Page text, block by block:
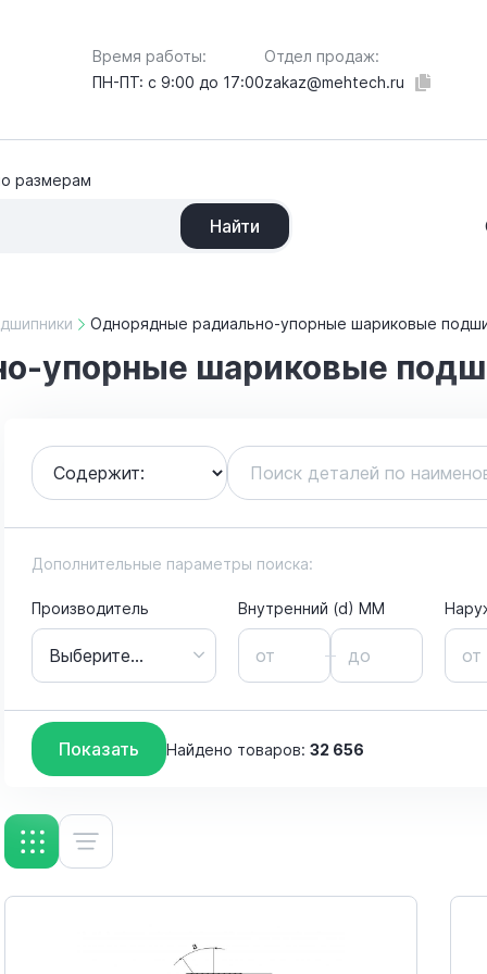
Время работы:
ПН-ПТ: с 9:00 до 17:00
Отдел продаж:
zakaz@mehtech.ru
размерам
Найти
Однорядные радиально-упорные шариковые
упорные шариковые
Дополнительные параметры поиска:
Производитель
Выберите...
SKF
FAG
NTN
Nachi
Внутренний (d) ММ
Показать Найдено товаров: 32 656